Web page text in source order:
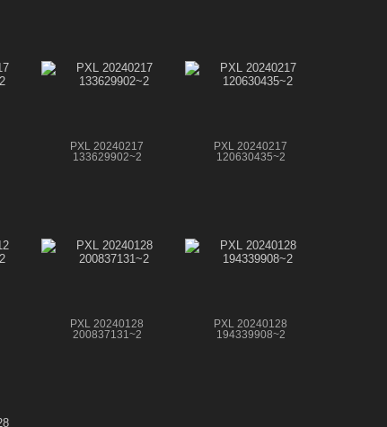
PXL 20240217
133629902~2
PXL 20240217
120630435~2
PXL 20240128
200837131~2
PXL 20240128
194339908~2